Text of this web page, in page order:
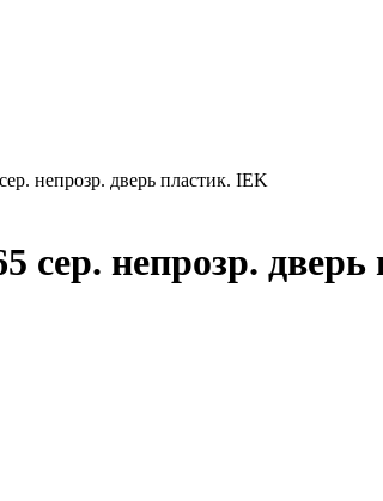
непрозр. дверь пластик. IEK
непрозр.